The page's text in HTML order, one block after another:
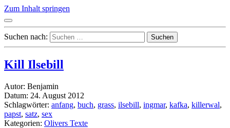
Zum Inhalt springen
Suchen nach:
Kill Ilsebill
Autor: Benjamin
Datum: 24. August 2012
Schlagwörter: anfang, buch, grass, ilsebill, ingmar, kafka, killerwal,
papst, satz, sex
Kategorien: Olivers Texte